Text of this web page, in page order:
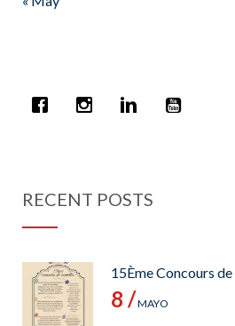
RECENT POSTS
15Ème Concours
8 /MAYO